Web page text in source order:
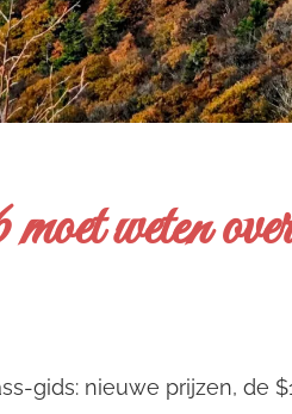
weten
gids: nieuwe prijzen, de